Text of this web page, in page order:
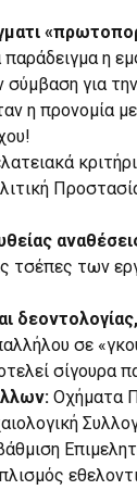
η
για
η προνομία
τσέπες των
σε
σίγουρα
Οχήματα